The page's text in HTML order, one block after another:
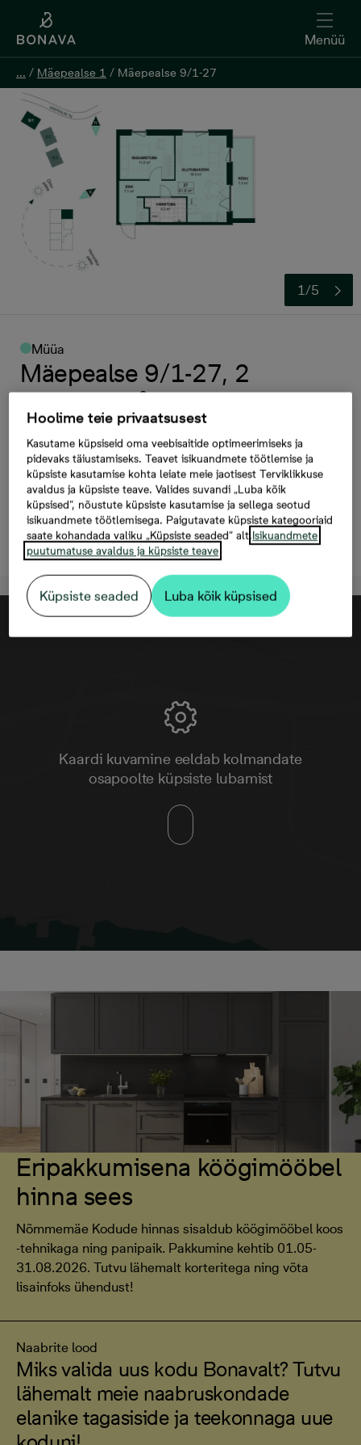
Menüü
... / Mäepealse 1 / Mäepealse 9/1-27
1/5
Müüa
Mäepealse 9/1-27, 2
tuba, 42 m², Hind
191 990 €
Ruumikas rõdu | Stiilipakett
Liivakuma
Registreeri huvi
Menüü
... / Mäepealse 1 / Mäepealse 9/1-27
Kaardi kuvamine eeldab kolmandate
osapoolte küpsiste lubamist
Eripakkumisena köögimööbel
hinna sees
Nõmmemäe Kodude hinnas sisaldub köögimööbel koos
-tehnikaga ning panipaik. Pakkumine kehtib 01.05-
31.08.2026. Tutvu lähemalt korteritega ning võta
lisainfoks ühendust!
Naabrite lood
Miks valida uus kodu Bonavalt? Tutvu
lähemalt meie naabruskondade
elanike tagasiside ja teekonnaga uue
Hoolime teie privaatsusest
Kasutame küpsiseid oma veebisaitide optimeerimiseks ja
pidevaks täiustamiseks. Teavet isikuandmete töötlemise ja
küpsiste kasutamise kohta leiate meie jaotisest Terviklikkuse
avaldus ja küpsiste teave. Valides suvandi „Luba kõik
küpsised“, nõustute küpsiste kasutamise ja sellega seotud
isikuandmete töötlemisega. Paigutavate küpsiste kategooriaid
saate kohandada valiku „Küpsiste seaded“ alt.Isikuandmete
puutumatuse avaldus ja küpsiste teave
Küpsiste seaded Luba kõik küpsised